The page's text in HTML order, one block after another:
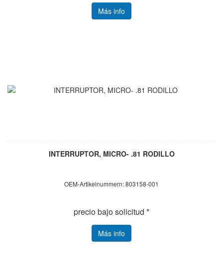
Más info
INTERRUPTOR, MICRO- .81 RODILLO
OEM-Artikelnummern: 803158-001
precio bajo solicitud *
Más info